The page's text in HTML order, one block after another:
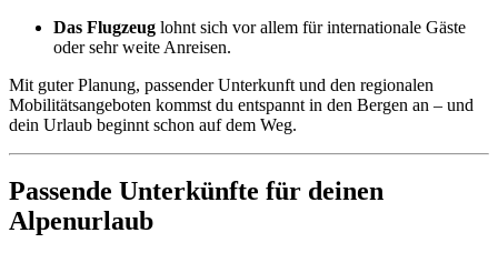
Das Flugzeug lohnt sich vor allem für internationale Gäste
oder sehr weite Anreisen.
Mit guter Planung, passender Unterkunft und den regionalen
Mobilitätsangeboten kommst du entspannt in den Bergen an – und
dein Urlaub beginnt schon auf dem Weg.
Passende Unterkünfte für deinen
Alpenurlaub